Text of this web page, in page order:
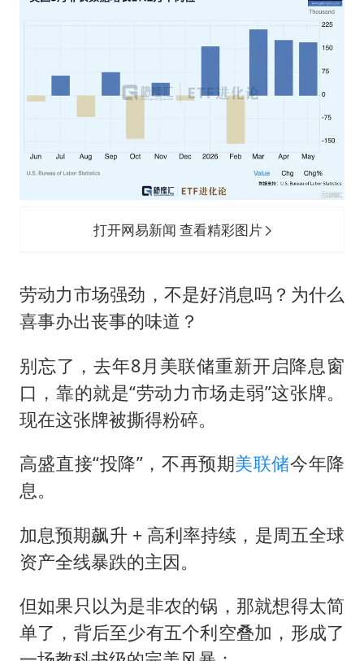
打开网易新闻 查看精彩图片
劳动力市场强劲，不是好消息吗？为什么
喜事办出丧事的味道？
别忘了，去年8月美联储重新开启降息窗
口，靠的就是“劳动力市场走弱”这张牌。
现在这张牌被撕得粉碎。
高盛直接“投降”，不再预期美联储今年降
息。
加息预期飙升 + 高利率持续，是周五全球
资产全线暴跌的主因。
但如果只以为是非农的锅，那就想得太简
单了，背后至少有五个利空叠加，形成了